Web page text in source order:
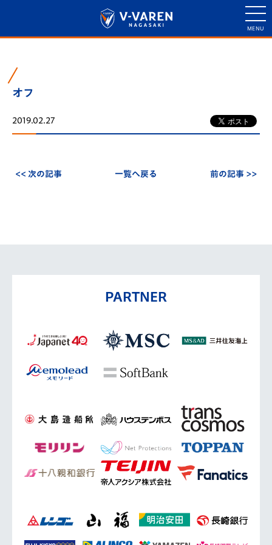
オフ
2019.02.27
<< 次の記事 一覧へ戻る 前の記事 >>
PARTNER